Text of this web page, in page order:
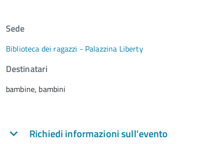
Sede
Biblioteca dei ragazzi - Palazzina Liberty
Destinatari
bambine, bambini
Richiedi informazioni sull'evento